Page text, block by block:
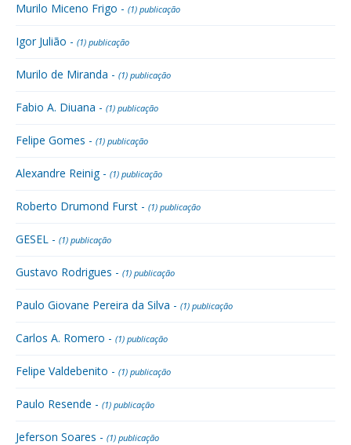
Murilo Miceno Frigo - (1) publicação
Igor Julião - (1) publicação
Murilo de Miranda - (1) publicação
Fabio A. Diuana - (1) publicação
Felipe Gomes - (1) publicação
Alexandre Reinig - (1) publicação
Roberto Drumond Furst - (1) publicação
GESEL - (1) publicação
Gustavo Rodrigues - (1) publicação
Paulo Giovane Pereira da Silva - (1) publicação
Carlos A. Romero - (1) publicação
Felipe Valdebenito - (1) publicação
Paulo Resende - (1) publicação
Jeferson Soares - (1) publicação